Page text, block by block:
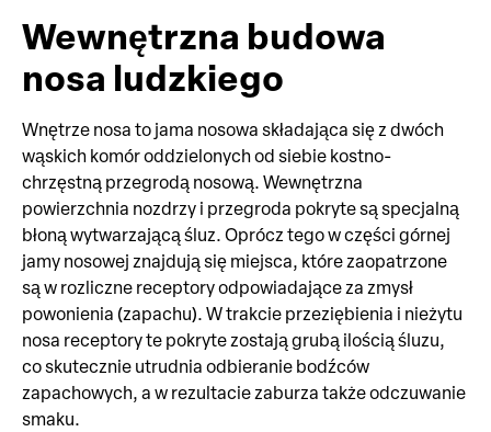
Wewnętrzna budowa
nosa ludzkiego
Wnętrze nosa to jama nosowa składająca się z dwóch
wąskich komór oddzielonych od siebie kostno-
chrzęstną przegrodą nosową. Wewnętrzna
powierzchnia nozdrzy i przegroda pokryte są specjalną
błoną wytwarzającą śluz. Oprócz tego w części górnej
jamy nosowej znajdują się miejsca, które zaopatrzone
są w rozliczne receptory odpowiadające za zmysł
powonienia (zapachu). W trakcie przeziębienia i nieżytu
nosa receptory te pokryte zostają grubą ilością śluzu,
co skutecznie utrudnia odbieranie bodźców
zapachowych, a w rezultacie zaburza także odczuwanie
smaku.